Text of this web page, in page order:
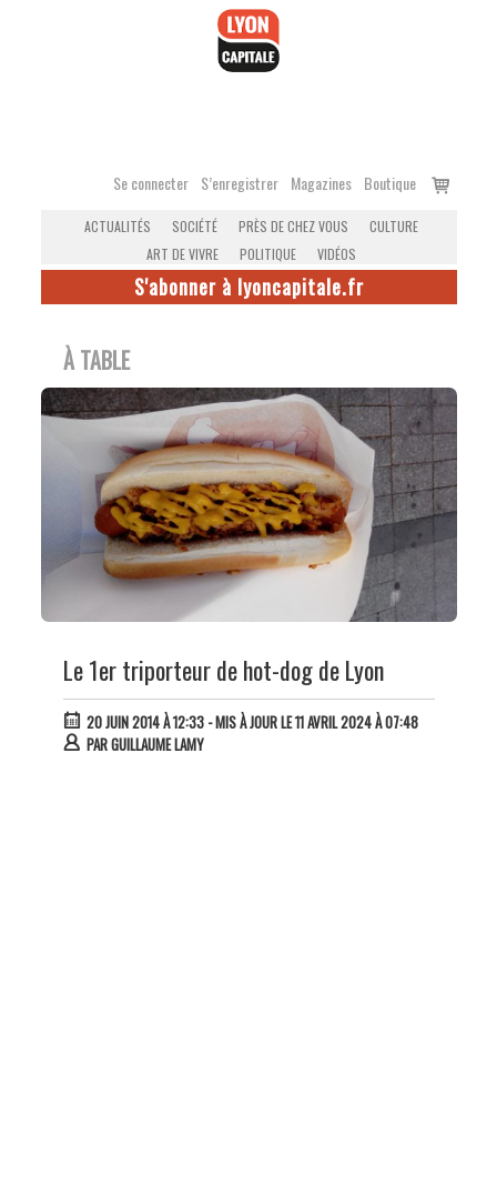
Se connecter S’enregistrer Magazines Boutique
Voir
ACTUALITÉS SOCIÉTÉ PRÈS DE CHEZ VOUS
CULTURE
ART DE VIVRE
POLITIQUE VIDÉOS
S'abonner à lyoncapitale.fr
À TABLE
Le 1er triporteur de hot-dog de Lyon
20 JUIN 2014 À 12:33- MIS À JOUR LE 11 AVRIL 2024 À 07:48
PARGUILLAUME LAMY